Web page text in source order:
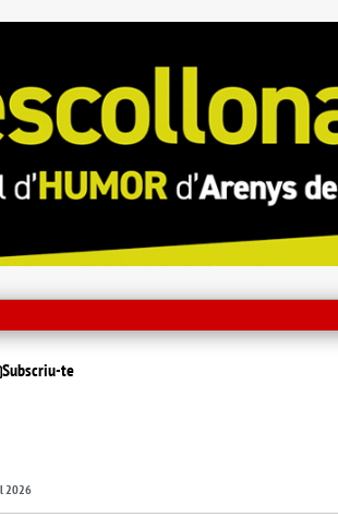
Subscriu-te
2026